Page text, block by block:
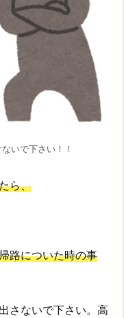
いで下さい！！
ら、
路についた時の事
さないで下さい。高